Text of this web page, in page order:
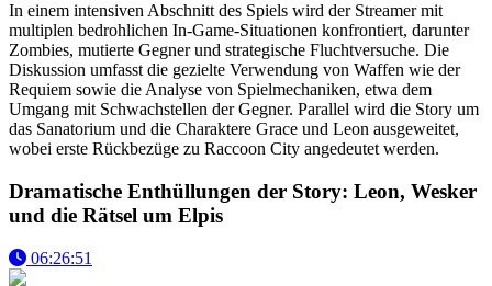
In einem intensiven Abschnitt des Spiels wird der Streamer mit
multiplen bedrohlichen In-Game-Situationen konfrontiert, darunter
Zombies, mutierte Gegner und strategische Fluchtversuche. Die
Diskussion umfasst die gezielte Verwendung von Waffen wie der
Requiem sowie die Analyse von Spielmechaniken, etwa dem
Umgang mit Schwachstellen der Gegner. Parallel wird die Story um
das Sanatorium und die Charaktere Grace und Leon ausgeweitet,
wobei erste Rückbezüge zu Raccoon City angedeutet werden.
Dramatische Enthüllungen der Story: Leon, Wesker
und die Rätsel um Elpis
06:26:51